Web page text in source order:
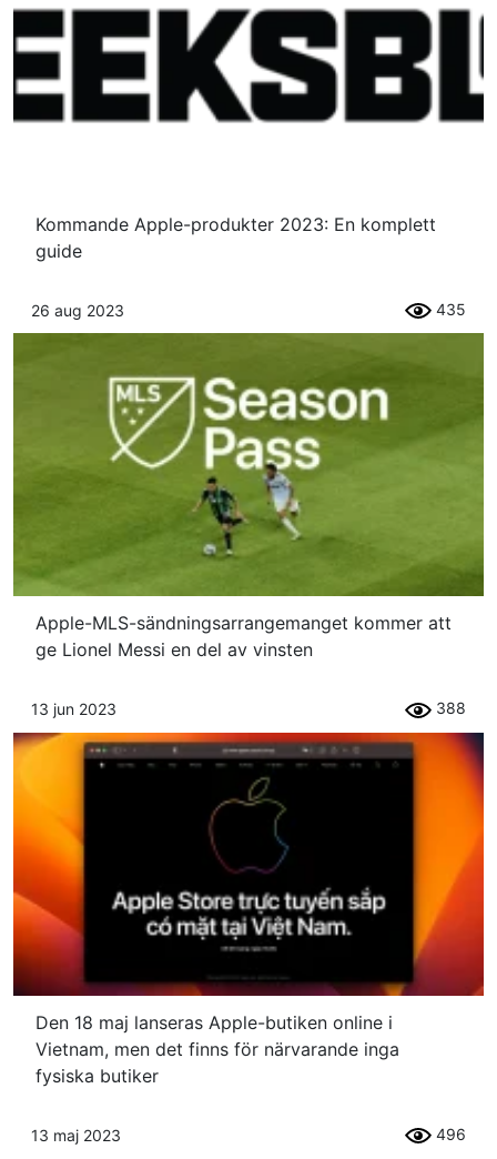
Kommande Apple-produkter 2023: En komplett
guide
26 aug 2023 435
Apple-MLS-sändningsarrangemanget kommer att
ge Lionel Messi en del av vinsten
13 jun 2023 388
Den 18 maj lanseras Apple-butiken online i
Vietnam, men det finns för närvarande inga
fysiska butiker
13 maj 2023 496